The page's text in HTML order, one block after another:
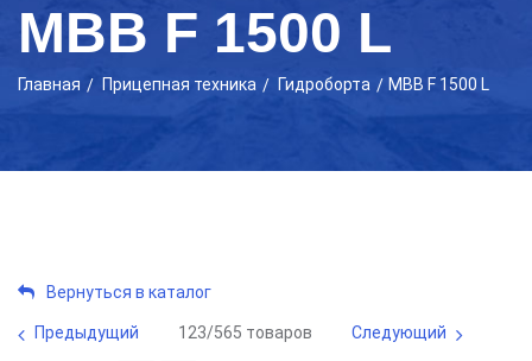
MBB F 1500 L
Главная Прицепная техника Гидроборта MBB F 1500 L
Вернуться в каталог
Предыдущий 123/565 товаров Следующий